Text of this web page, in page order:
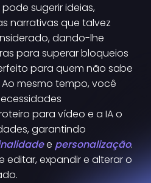
sugerir ideias,
narrativas que talvez
dando-lhe
para superar bloqueios
para quem não sabe
mesmo tempo, você
para vídeo e a IA o
garantindo
e personalização.
expandir e alterar o